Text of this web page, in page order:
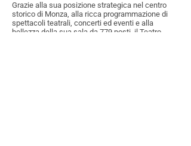
Grazie alla sua posizione strategica nel centro
storico di Monza, alla ricca programmazione di
spettacoli teatrali, concerti ed eventi e alla
bellezza della sua sala da 779 posti, il Teatro